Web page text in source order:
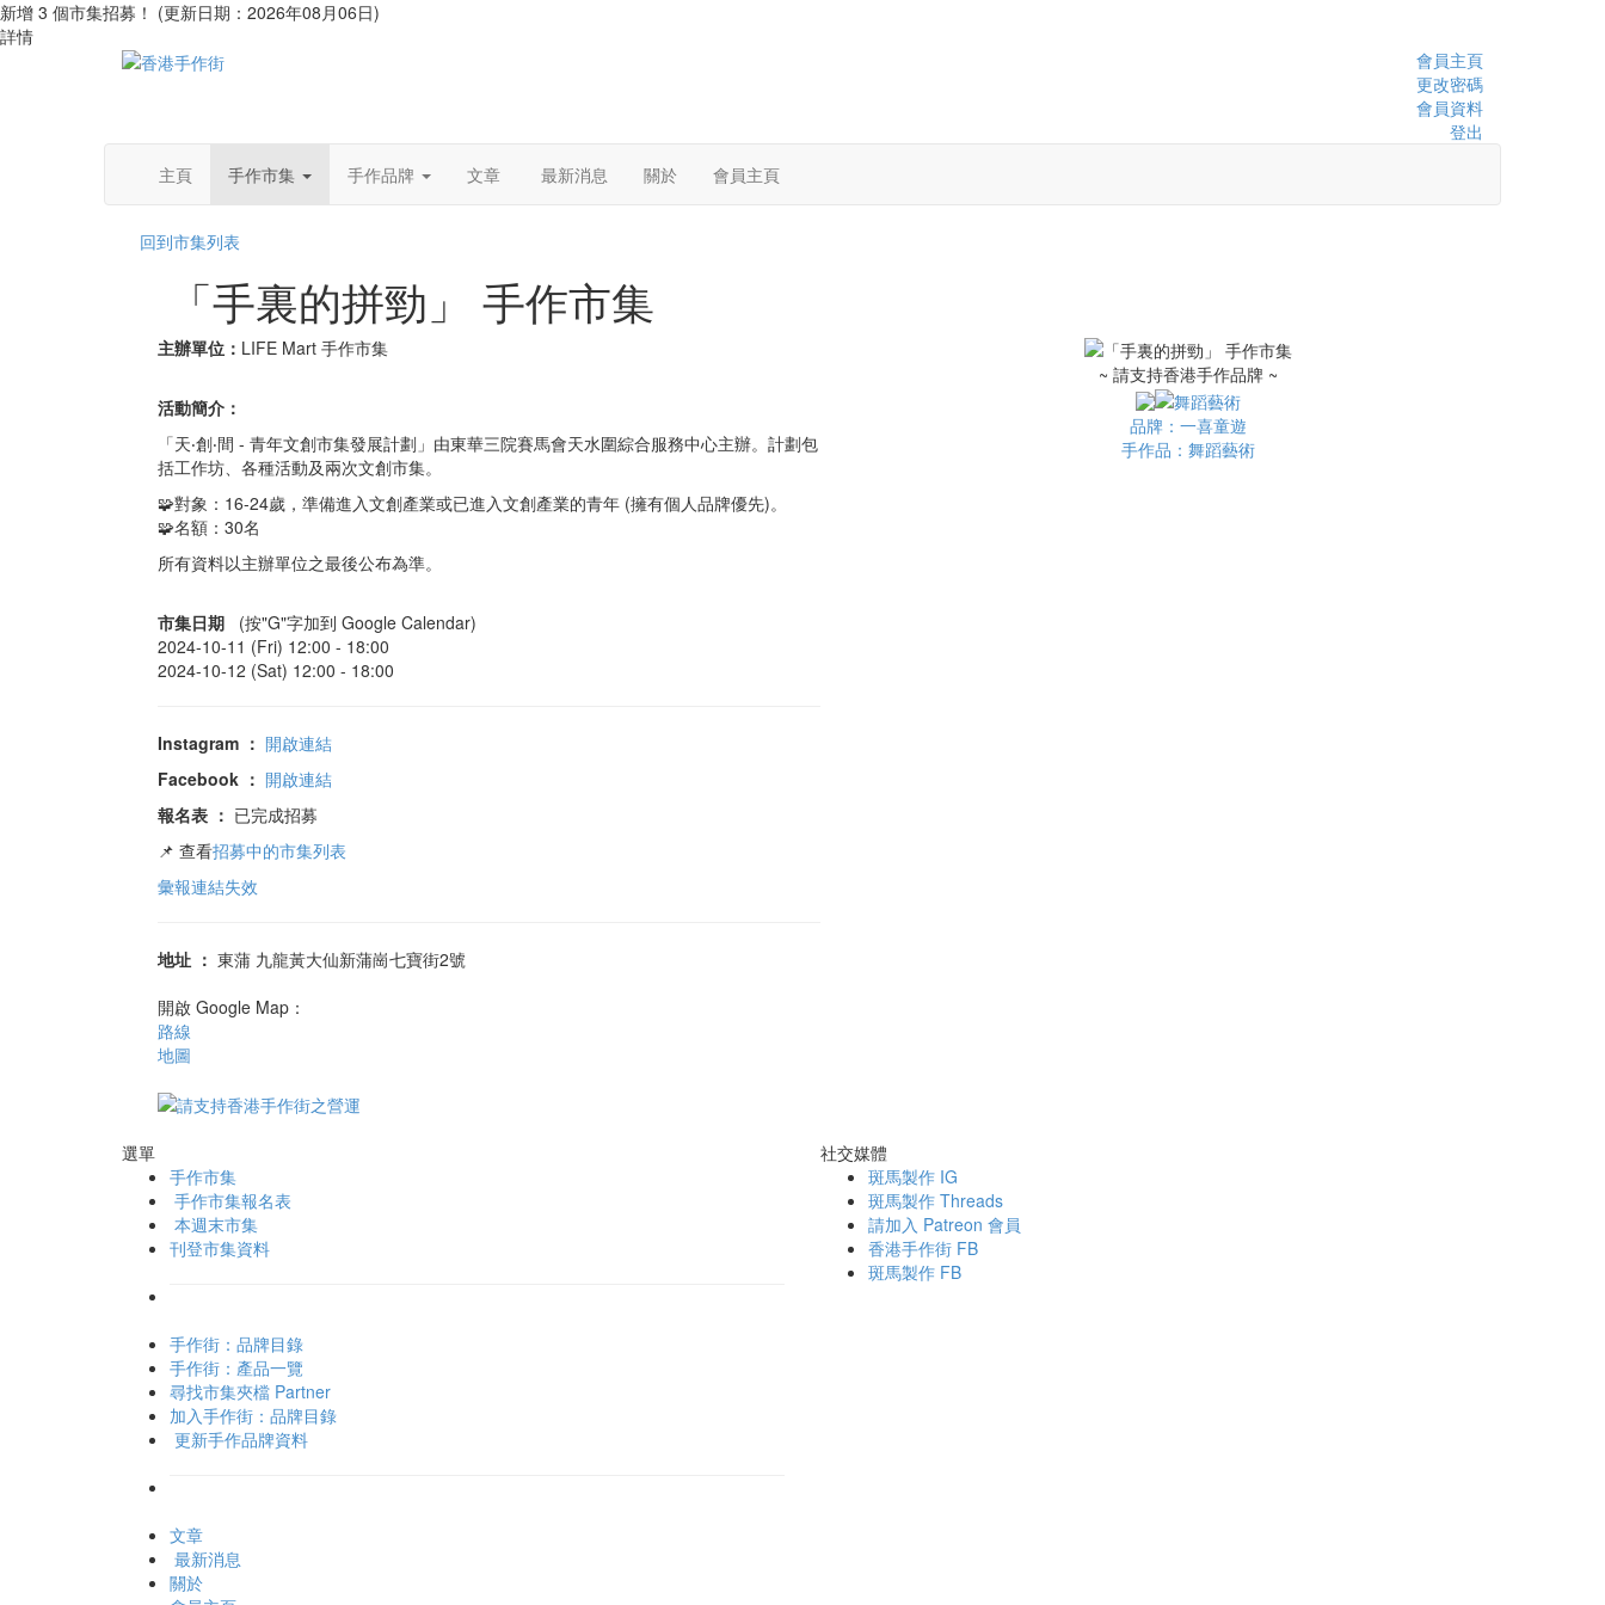
新增 3 個市集招募！ (更新日期：2026年08月06日)
詳情
會員主頁
更改密碼
會員資料
登出
主頁
手作市集 手作品牌 文章 最新消息 關於 會員主頁
回到市集列表
「手裏的拼勁」 手作市集
~ 請支持香港手作品牌 ~
品牌：一喜童遊
手作品：舞蹈藝術
主辦單位： LIFE Mart 手作市集
活動簡介：
「天‧創‧間 - 青年文創市集發展計劃」由東華三院賽馬會天水圍綜合服務中心主辦。計劃包
括工作坊、各種活動及兩次文創市集。
🧩對象：16-24歲，準備進入文創產業或已進入文創產業的青年 (擁有個人品牌優先)。
🧩名額：30名
所有資料以主辦單位之最後公布為準。
市集日期
(按"G"字加到 Google Calendar)
2024-10-11 (Fri) 12:00 - 18:00
2024-10-12 (Sat) 12:00 - 18:00
Instagram ： 開啟連結
Facebook ： 開啟連結
報名表 ： 已完成招募
📌 查看招募中的市集列表
彙報連結失效
地址 ： 東蒲 九龍黃大仙新蒲崗七寶街2號
開啟 Google Map：
路線
地圖
選單
手作市集
手作市集報名表
本週末市集
刊登市集資料
手作街：品牌目錄
手作街：產品一覽
尋找市集夾檔 Partner
加入手作街：品牌目錄
更新手作品牌資料
文章
最新消息
關於
社交媒體
斑馬製作 IG
斑馬製作 Threads
請加入 Patreon 會員
香港手作街 FB
斑馬製作 FB